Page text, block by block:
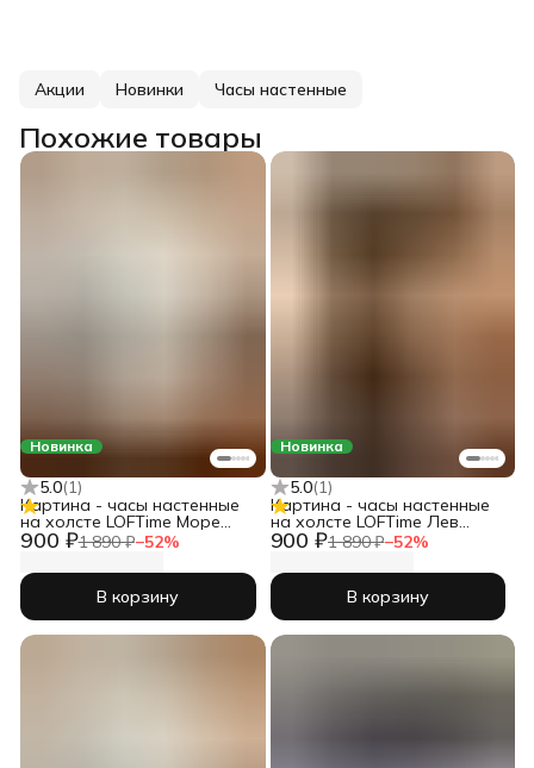
Акции Новинки Часы настенные
Похожие товары
Новинка
5.0(1)
900 ₽1 890 ₽−52%
Картина - часы настенные
на холсте LOFTime Море
закат масло Ч-725-3555
В корзину
Новинка
5.0(1)
900 ₽1 890 ₽−52%
Картина - часы настенные
на холсте LOFTime Лев
львица любовь Ч-679-3555
В корзину